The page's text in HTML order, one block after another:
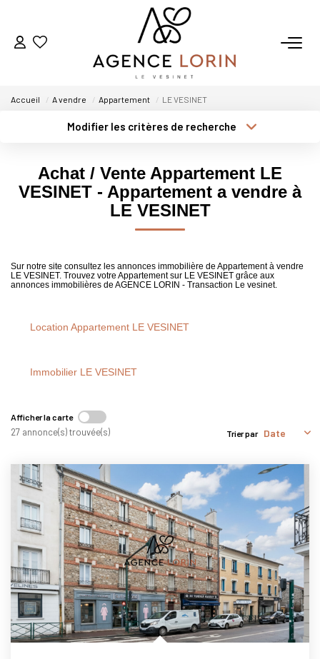
ACHETER
GESTION
Qui Sommes-Nous
Nous Rejoindre
Accueil A vendre Appartement LE VESINET
Modifier les critères de recherche
Sélectionnez...
Type de bien
Surface min
Achat / Vente Appartement LE
VESINET - Appartement a vendre à
LE VESINET
Sur notre site consultez les annonces immobilière de Appartement à vendre
LE VESINET. Trouvez votre Appartement sur LE VESINET grâce aux
annonces immobilières de AGENCE LORIN - Transaction Le vesinet.
Location Appartement LE VESINET
Immobilier LE VESINET
Afficher la carte
27 annonce(s) trouvée(s) Trier par